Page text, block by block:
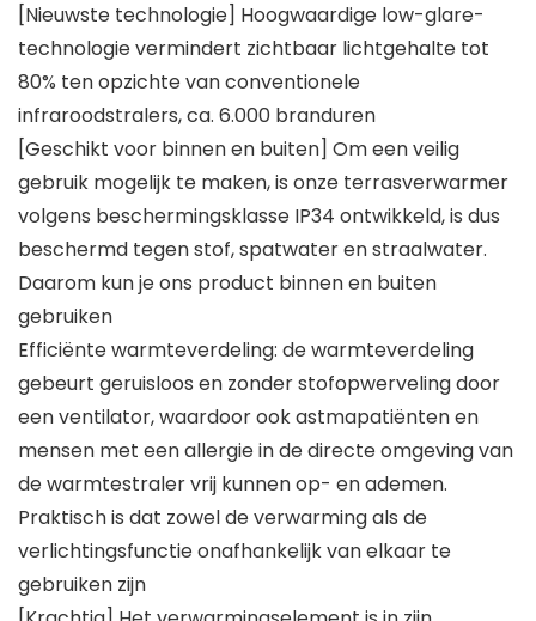
[Nieuwste technologie] Hoogwaardige low-glare-
technologie vermindert zichtbaar lichtgehalte tot
80% ten opzichte van conventionele
infraroodstralers, ca. 6.000 branduren
[Geschikt voor binnen en buiten] Om een veilig
gebruik mogelijk te maken, is onze terrasverwarmer
volgens beschermingsklasse IP34 ontwikkeld, is dus
beschermd tegen stof, spatwater en straalwater.
Daarom kun je ons product binnen en buiten
gebruiken
Efficiënte warmteverdeling: de warmteverdeling
gebeurt geruisloos en zonder stofopwerveling door
een ventilator, waardoor ook astmapatiënten en
mensen met een allergie in de directe omgeving van
de warmtestraler vrij kunnen op- en ademen.
Praktisch is dat zowel de verwarming als de
verlichtingsfunctie onafhankelijk van elkaar te
gebruiken zijn